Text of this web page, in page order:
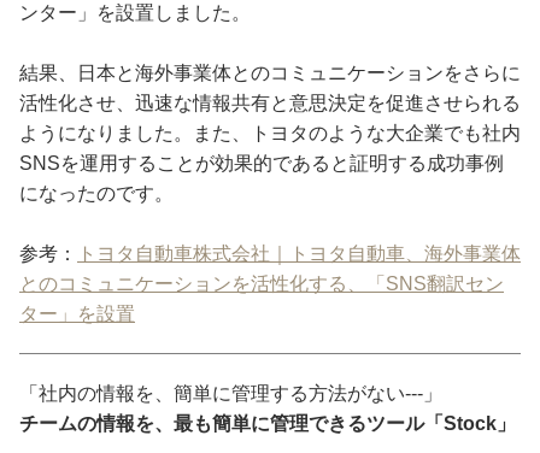
ンター」を設置しました。
結果、日本と海外事業体とのコミュニケーションをさらに
活性化させ、迅速な情報共有と意思決定を促進させられる
ようになりました。また、トヨタのような大企業でも社内
SNSを運用することが効果的であると証明する成功事例
になったのです。
参考：
トヨタ自動車株式会社｜トヨタ自動車、海外事業体
とのコミュニケーションを活性化する、「SNS翻訳セン
ター」を設置
「社内の情報を、簡単に管理する方法がない---」
チームの情報を、最も簡単に管理できるツール「Stock」